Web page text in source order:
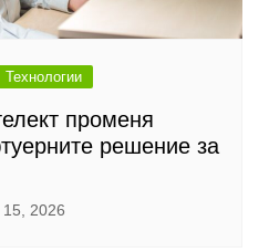
Технологии
променя
решение за
2026